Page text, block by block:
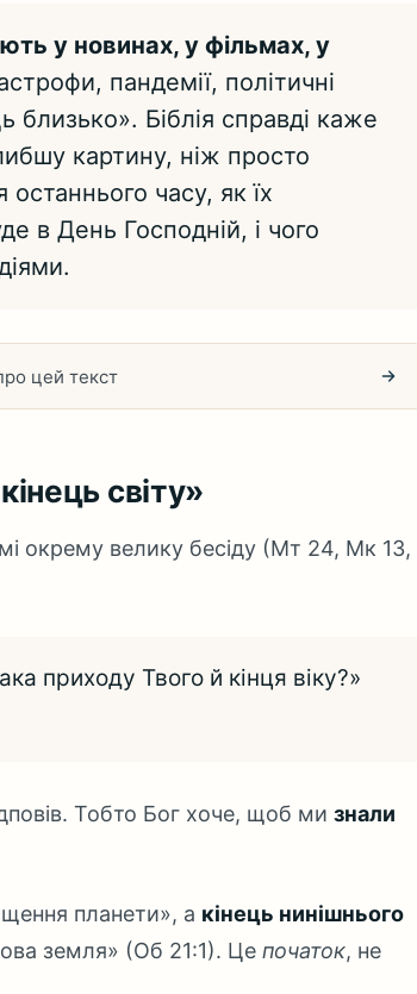
у новинах, у фільмах, у
пандемії, політичні
Біблія справді каже
картину, ніж просто
часу, як їх
в День Господній, і чого
цей текст
світу»
окрему велику бесіду (Мт 24, Мк 13,
приходу Твого й кінця віку?»
Тобто Бог хоче, щоб ми знали
планети», а кінець нинішнього
земля» (Об 21:1). Це початок, не